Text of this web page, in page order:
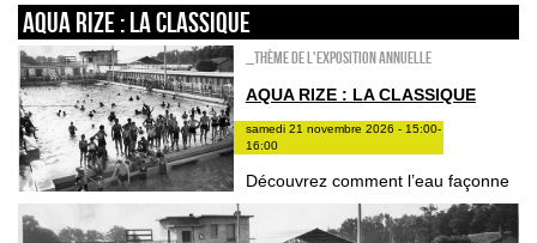
Aqua Rize : la classique
_Thème de l'exposition annuelle
AQUA RIZE : LA CLASSIQUE
samedi 21 novembre 2026 - 15:00-
16:00
Découvrez comment l’eau façonne